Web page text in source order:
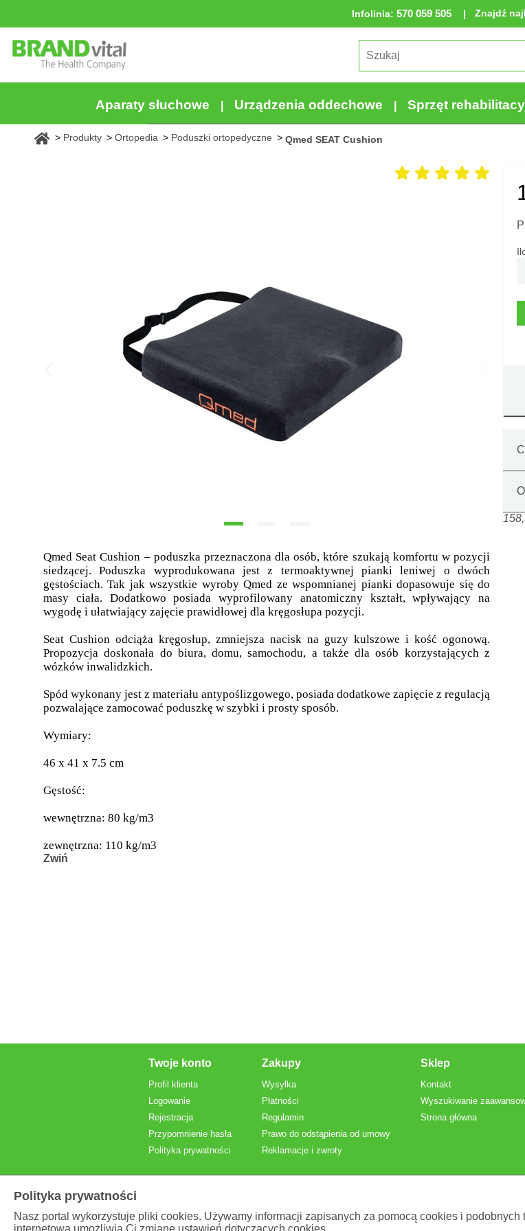
Infolinia: 570 059 505 Znajdź
Aparaty słuchowe Urządzenia oddechowe Sprzęt
Produkty Ortopedia Poduszki ortopedyczne Qmed SEAT Cushion
Qmed Seat Cushion – poduszka przeznaczona dla osób, które szukają komfortu w pozycji
siedzącej. Poduszka wyprodukowana jest z termoaktywnej pianki leniwej o dwóch
gęstościach. Tak jak wszystkie wyroby Qmed ze wspomnianej pianki dopasowuje się do
masy ciała. Dodatkowo posiada wyprofilowany anatomiczny kształt, wpływający na
wygodę i ułatwiający zajęcie prawidłowej dla kręgosłupa pozycji.
Seat Cushion odciąża kręgosłup, zmniejsza nacisk na guzy kulszowe i kość ogonową.
Propozycja doskonała do biura, domu, samochodu, a także dla osób korzystających z
wózków inwalidzkich.
Spód wykonany jest z materiału antypoślizgowego, posiada dodatkowe zapięcie z regulacją
pozwalające zamocować poduszkę w szybki i prosty sposób.
Wymiary:
46 x 41 x 7.5 cm
Gęstość:
wewnętrzna: 80 kg/m3
zewnętrzna: 110 kg/m3
Zwiń
Twoje konto
Profil klienta
Logowanie
Rejestracja
Przypomnienie hasła
Polityka prywatności
Zakupy
Wysyłka
Płatności
Regulamin
Prawo do odstąpienia od umowy
Reklamacje i zwroty
Sklep
Kontakt
Wyszukiwanie
Strona główna
Polityka prywatności
Nasz portal wykorzystuje pliki cookies. Używamy informacji zapisanych za pomocą cookies i
internetowa umożliwia Ci zmianę ustawień dotyczących cookies.